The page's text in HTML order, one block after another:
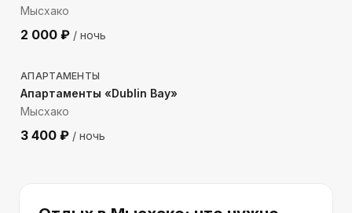
Мысхако
2 000 ₽ / ночь
569м до моря
АПАРТАМЕНТЫ
Апартаменты «Dublin Bay»
Мысхако
3 400 ₽ / ночь